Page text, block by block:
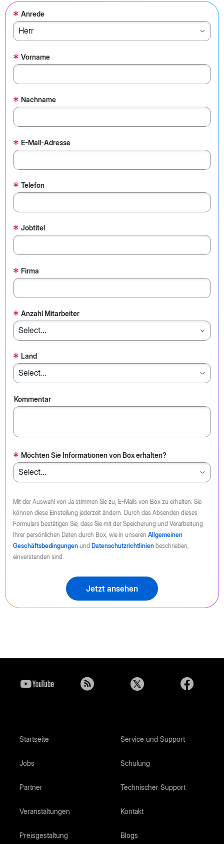
* Anrede
* Vorname
* Nachname
* E-Mail-Adresse
* Telefon
* Jobtitel
* Firma
* Anzahl Mitarbeiter
* Land
Kommentar
* Möchten Sie Informationen von Box erhalten?
Mit der Auswahl von Ja stimmen Sie zu, E-Mails von Box zu erhalten. Sie
können diese Einstellung jederzeit ändern. Durch das Absenden dieses
Formulars bestätigen Sie, dass Sie mit der Speicherung und Verarbeitung
Ihrer persönlichen Daten durch Box, wie in unseren Allgemeinen
Geschäftsbedingungen und Datenschutzrichtlinien beschrieben,
einverstanden sind.
Jetzt ansehen
Startseite
Jobs
Partner
Veranstaltungen
Preisgestaltung
Service und Support
Schulung
Technischer Support
Kontakt
Blogs